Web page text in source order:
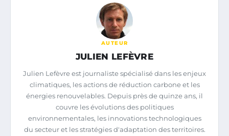
AUTEUR
JULIEN LEFÈVRE
Julien Lefèvre est journaliste spécialisé dans les enjeux
climatiques, les actions de réduction carbone et les
énergies renouvelables. Depuis près de quinze ans, il
couvre les évolutions des politiques
environnementales, les innovations technologiques
du secteur et les stratégies d'adaptation des territoires.